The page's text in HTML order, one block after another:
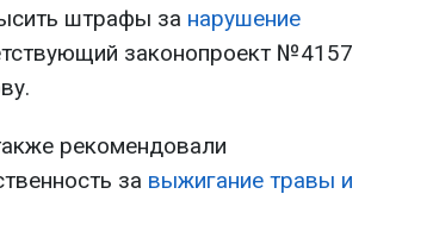
штрафы за нарушение
законопроект №4157
рекомендовали
за выжигание травы и